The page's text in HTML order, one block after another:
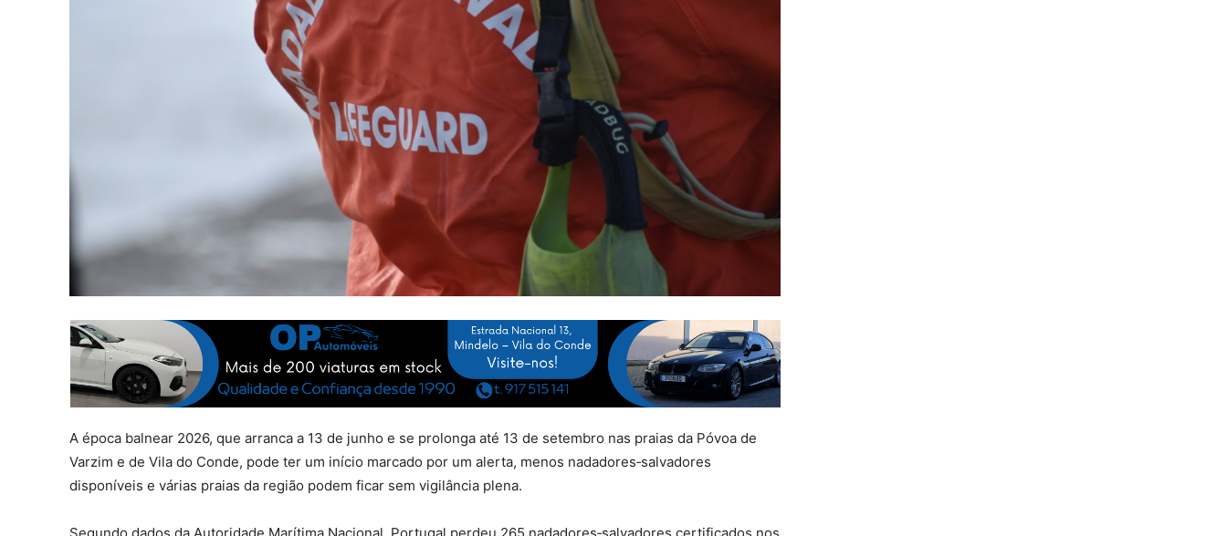
A época balnear 2026, que arranca a 13 de junho e se prolonga até 13 de setembro nas praias da Póvoa de
Varzim e de Vila do Conde, pode ter um início marcado por um alerta, menos nadadores‑salvadores
disponíveis e várias praias da região podem ficar sem vigilância plena.